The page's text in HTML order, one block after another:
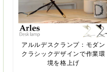
アルルデスクランプ：モダン
クラシックデザインで作業環
境を格上げ